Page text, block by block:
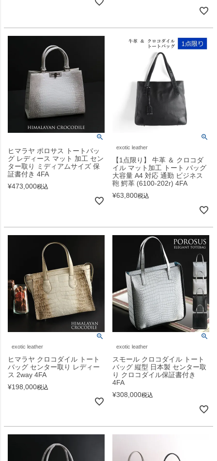
ヒマラヤ ポロサス トートバッ
グ レディース マット 加工 セン
ター取り ミディアムサイズ 保
証書付き 4FA
¥473,000税込
exotic leather
【1点限り】 牛革 ＆ クロコダ
イル マット加工 トート バッグ
大容量 A4 対応 通勤 ビジネス
鞄 鰐革 (6100-202r) 4FA
¥63,800税込
exotic leather
ヒマラヤ クロコダイル トート
バッグ センター取り レディー
ス 2way 4FA
¥198,000税込
exotic leather
スモール クロコダイル トート
バッグ 縦型 日本製 センター取
り クロコダイル保証書付き
4FA
¥308,000税込